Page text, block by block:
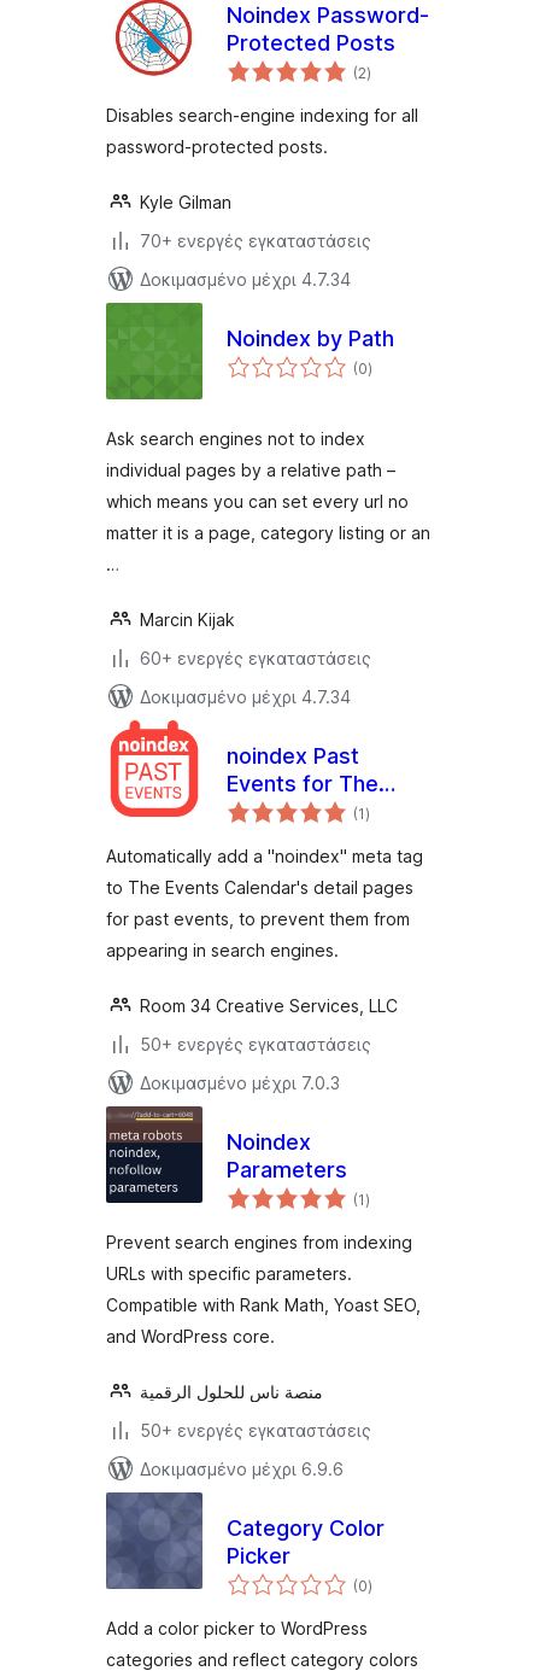
Noindex Password-
Protected Posts
(2αξιολογήσεις
σύνολο
)
Disables search-engine indexing for all
password-protected posts.
Kyle Gilman
70+ ενεργές εγκαταστάσεις
Δοκιμασμένο μέχρι 4.7.34
Noindex by Path
(0αξιολογήσεις
σύνολο
)
Ask search engines not to index
individual pages by a relative path –
which means you can set every url no
matter it is a page, category listing or an
…
Marcin Kijak
60+ ενεργές εγκαταστάσεις
Δοκιμασμένο μέχρι 4.7.34
noindex Past
Events for The
Events Calendar
(1αξιολογήσεις
σύνολο
)
Automatically add a "noindex" meta tag
to The Events Calendar's detail pages
for past events, to prevent them from
appearing in search engines.
Room 34 Creative Services, LLC
50+ ενεργές εγκαταστάσεις
Δοκιμασμένο μέχρι 7.0.3
Noindex
Parameters
(1αξιολογήσεις
σύνολο
)
Prevent search engines from indexing
URLs with specific parameters.
Compatible with Rank Math, Yoast SEO,
and WordPress core.
منصة ناس للحلول الرقمية
50+ ενεργές εγκαταστάσεις
Δοκιμασμένο μέχρι 6.9.6
Category Color
Picker
(0αξιολογήσεις
σύνολο
)
Add a color picker to WordPress
categories and reflect category colors